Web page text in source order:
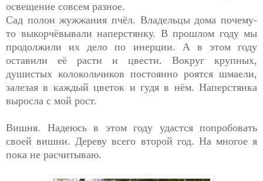
освещение совсем разное.
Сад полон жужжания пчёл. Владельцы дома почему-
то выкорчёвывали наперстянку. В прошлом году мы
продолжили их дело по инерции. А в этом году
оставили её расти и цвести. Вокруг крупных,
душистых колокольчиков постоянно роятся шмаели,
залезая в каждый цветок и гудя в нём. Наперстянка
выросла с мой рост.
Вишня. Надеюсь в этом году удастся попробовать
своей вишни. Дереву всего второй год. На многое я
пока не расчитываю.